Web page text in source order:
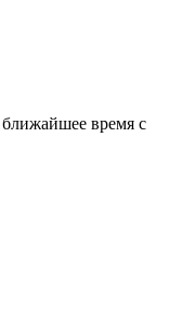
время с